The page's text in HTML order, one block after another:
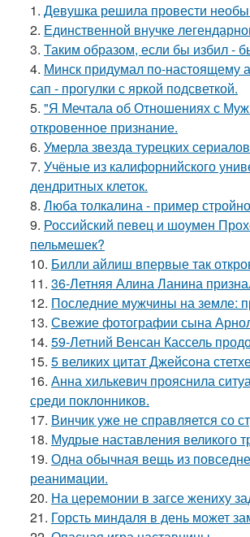
1. Девушка решила провести
2. Единственной внучке
3. Таким образом, если бы избил -
4. Минск придумал по-настоящему
сап - прогулки с яркой подсветкой.
5. "Я Мечтала об Отношениях с
откровенное признание.
6. Умерла звезда турецких
7. Учёные из калифорнийского
дендритных клеток.
8. Люба толкалина - пример
9. Российский певец и шоумен
пельмешек?
10. Билли айлиш впервые так
11. 36-Летняя Алина Ланина
12. Последние мужчины на земле:
13. Свежие фотографии сына
14. 59-Летний Венсан Кассель
15. 5 великих цитат Джейсoна
16. Анна хилькевич прояснила
среди поклонников.
17. Винчик уже не справляется со
18. Мудрые наставления великого
19. Одна обычная вещь из
реанимaции.
20. На церемонии в загсе жениху
21. Горсть миндаля в день может